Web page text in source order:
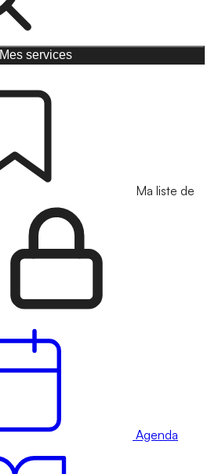
Mes services
Ma liste de
Agenda